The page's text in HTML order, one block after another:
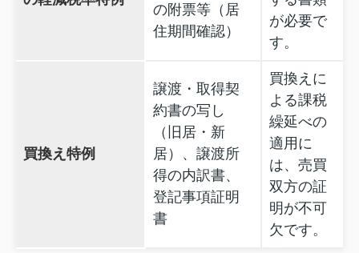
の附票等（居
住期間確認）
が必要で
す。
買換え特例
譲渡・取得契
約書の写し
（旧居・新
居）、譲渡所
得の内訳書、
登記事項証明
書
買換えに
よる課税
繰延べの
適用に
は、売買
双方の証
明が不可
欠です。